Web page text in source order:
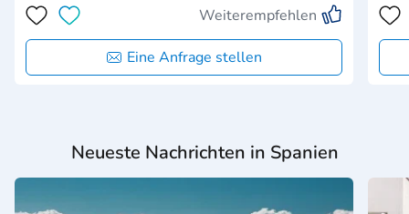
Weiterempfehlen
Eine Anfrage stellen
Neueste Nachrichten in Spanien